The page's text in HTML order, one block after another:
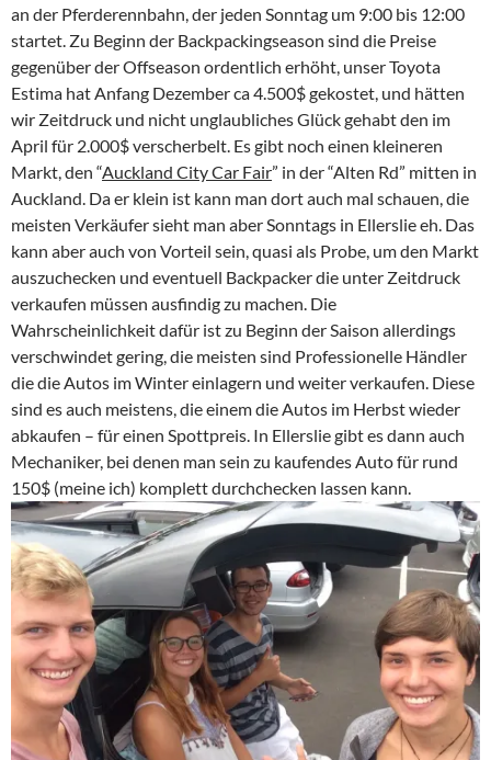
an der Pferderennbahn, der jeden Sonntag um 9:00 bis 12:00
startet. Zu Beginn der Backpackingseason sind die Preise
gegenüber der Offseason ordentlich erhöht, unser Toyota
Estima hat Anfang Dezember ca 4.500$ gekostet, und hätten
wir Zeitdruck und nicht unglaubliches Glück gehabt den im
April für 2.000$ verscherbelt. Es gibt noch einen kleineren
Markt, den “Auckland City Car Fair” in der “Alten Rd” mitten in
Auckland. Da er klein ist kann man dort auch mal schauen, die
meisten Verkäufer sieht man aber Sonntags in Ellerslie eh. Das
kann aber auch von Vorteil sein, quasi als Probe, um den Markt
auszuchecken und eventuell Backpacker die unter Zeitdruck
verkaufen müssen ausfindig zu machen. Die
Wahrscheinlichkeit dafür ist zu Beginn der Saison allerdings
verschwindet gering, die meisten sind Professionelle Händler
die die Autos im Winter einlagern und weiter verkaufen. Diese
sind es auch meistens, die einem die Autos im Herbst wieder
abkaufen – für einen Spottpreis. In Ellerslie gibt es dann auch
Mechaniker, bei denen man sein zu kaufendes Auto für rund
150$ (meine ich) komplett durchchecken lassen kann.